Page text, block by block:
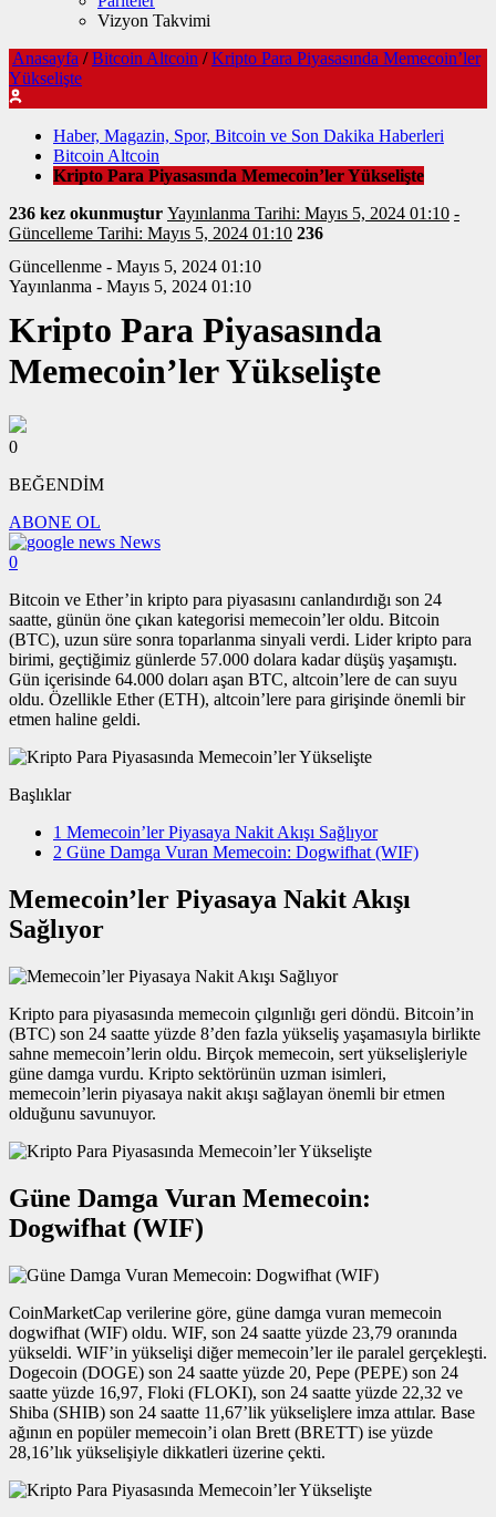
Vizyon Takvimi
Anasayfa / Bitcoin Altcoin / Kripto Para Piyasasında Memecoin’ler
Yükselişte
Haber, Magazin, Spor, Bitcoin ve Son Dakika Haberleri
Bitcoin Altcoin
Kripto Para Piyasasında Memecoin’ler Yükselişte
236 kez okunmuştur Yayınlanma Tarihi: Mayıs 5, 2024 01:10 -
Güncelleme Tarihi: Mayıs 5, 2024 01:10 236
Güncellenme - Mayıs 5, 2024 01:10
Yayınlanma - Mayıs 5, 2024 01:10
Kripto Para Piyasasında
Memecoin’ler Yükselişte
0
BEĞENDİM
ABONE OL
News
0
Bitcoin ve Ether’in kripto para piyasasını canlandırdığı son 24
saatte, günün öne çıkan kategorisi memecoin’ler oldu. Bitcoin
(BTC), uzun süre sonra toparlanma sinyali verdi. Lider kripto para
birimi, geçtiğimiz günlerde 57.000 dolara kadar düşüş yaşamıştı.
Gün içerisinde 64.000 doları aşan BTC, altcoin’lere de can suyu
oldu. Özellikle Ether (ETH), altcoin’lere para girişinde önemli bir
etmen haline geldi.
Başlıklar
1 Memecoin’ler Piyasaya Nakit Akışı Sağlıyor
2 Güne Damga Vuran Memecoin: Dogwifhat (WIF)
Memecoin’ler Piyasaya Nakit Akışı
Sağlıyor
Kripto para piyasasında memecoin çılgınlığı geri döndü. Bitcoin’in
(BTC) son 24 saatte yüzde 8’den fazla yükseliş yaşamasıyla birlikte
sahne memecoin’lerin oldu. Birçok memecoin, sert yükselişleriyle
güne damga vurdu. Kripto sektörünün uzman isimleri,
memecoin’lerin piyasaya nakit akışı sağlayan önemli bir etmen
olduğunu savunuyor.
Güne Damga Vuran Memecoin:
Dogwifhat (WIF)
CoinMarketCap verilerine göre, güne damga vuran memecoin
dogwifhat (WIF) oldu. WIF, son 24 saatte yüzde 23,79 oranında
yükseldi. WIF’in yükselişi diğer memecoin’ler ile paralel gerçekleşti.
Dogecoin (DOGE) son 24 saatte yüzde 20, Pepe (PEPE) son 24
saatte yüzde 16,97, Floki (FLOKI), son 24 saatte yüzde 22,32 ve
Shiba (SHIB) son 24 saatte 11,67’lik yükselişlere imza attılar. Base
ağının en popüler memecoin’i olan Brett (BRETT) ise yüzde
28,16’lık yükselişiyle dikkatleri üzerine çekti.